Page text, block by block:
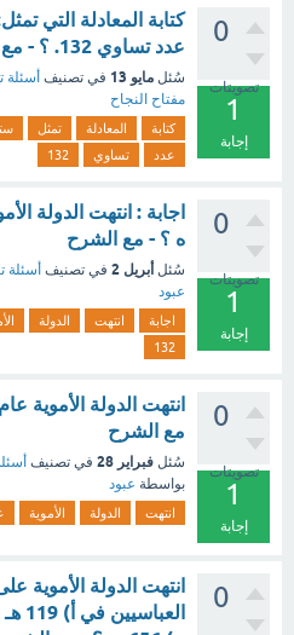
0
تصويتات
1
إجابة
كتابة المعادلة التي
عدد تساوي 132. ؟ - مع الشرح
سُئل مايو 13 في تصنيف أسئلة
مفتاح النجاح
كتابة المعادلة تمثل
عدد
تساوي 132
0
تصويتات
1
إجابة
ه ؟ - مع الشرح
سُئل أبريل 2 في تصنيف أسئلة
عبود
اجابة انتهت الدولة
132
0
تصويتات
1
إجابة
مع الشرح
سُئل فبراير 28 في تصنيف
بواسطة عبود
انتهت الدولة الأموية
0
انتهت الدولة الأموية